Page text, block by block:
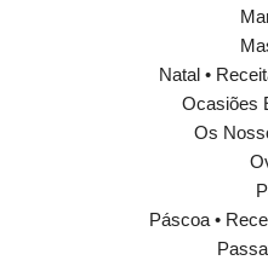
Natal •
Ocasiões
Os
Páscoa •